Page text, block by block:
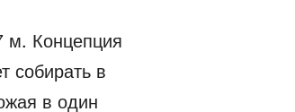
м. Концепция
собирать в
в один